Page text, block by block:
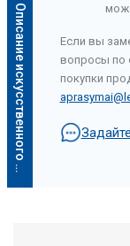
О
п
и
с
а
н
и
е
и
с
к
у
с
с
т
в
е
н
н
о
г
о
и
н
т
е
л
л
е
к
т
а
Если вы
вопросы по
покупки